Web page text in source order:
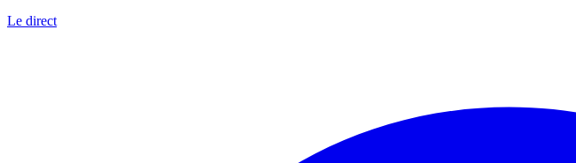
Le direct